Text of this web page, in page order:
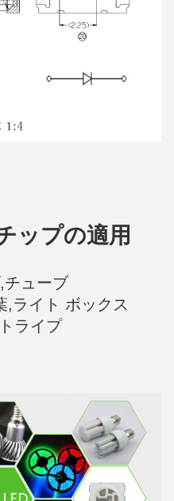
ップの適用
チューブ
,ライト ボックス
ライプ